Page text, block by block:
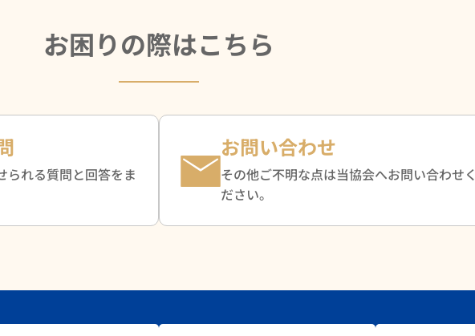
お困りの際はこちら
られる質問と回答をま
お問い合わせ
その他ご不明な点は当協会へお問い合わせく
ださい。